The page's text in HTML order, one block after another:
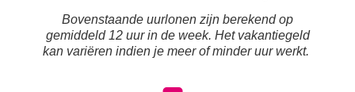
Bovenstaande uurlonen zijn berekend op
gemiddeld 12 uur in de week. Het vakantiegeld
kan variëren indien je meer of minder uur werkt.